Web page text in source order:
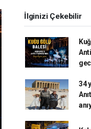
İlginizi Çekebilir
34